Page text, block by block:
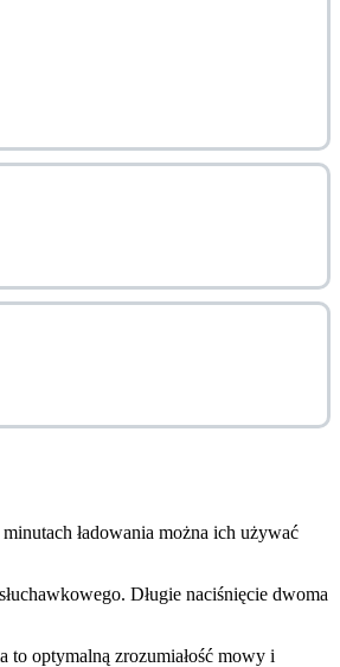
ładowania można ich używać
Długie naciśnięcie dwoma
to optymalną zrozumiałość mowy i